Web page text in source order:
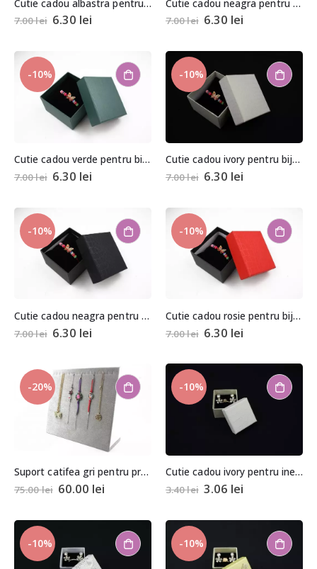
Cutie cadou albastra pentru bijuterii cu pernita 5,5x8x8,5cm
7.00lei 6.30 lei
Cutie cadou neagra pentru bijuterii cu pernita 5,5x8x8,5cm
7.00lei 6.30 lei
-10%
Cutie cadou verde pentru bijuterii cu pernita 5,5x8x8,5cm
7.00lei 6.30 lei
-10%
Cutie cadou ivory pentru bijuterii cu pernita 5,5x8x8,5cm
7.00lei 6.30 lei
-10%
Cutie cadou neagra pentru bijuterii cu pernita 5,5x8x8,5cm
7.00lei 6.30 lei
-10%
Cutie cadou rosie pentru bijuterii cu pernita 5,5x8x8,5cm
7.00lei 6.30 lei
-20%
Suport catifea gri pentru prezentare bratari si coliere tip rama 26x32x10cm
75.00lei 60.00 lei
-10%
Cutie cadou ivory pentru inel sau cercei 3,5×4,5×4,5cm
3.40lei 3.06 lei
-10% -10%